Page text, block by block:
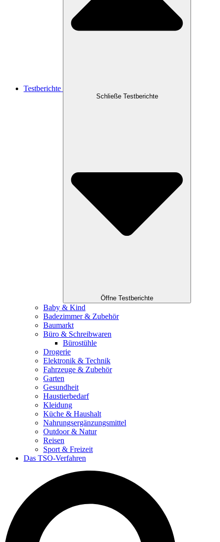
Testberichte
Schließe Testberichte
Öffne Testberichte
Baby & Kind
Badezimmer & Zubehör
Baumarkt
Büro & Schreibwaren
Bürostühle
Drogerie
Elektronik & Technik
Fahrzeuge & Zubehör
Garten
Gesundheit
Haustierbedarf
Kleidung
Küche & Haushalt
Nahrungsergänzungsmittel
Outdoor & Natur
Reisen
Sport & Freizeit
Das TSO-Verfahren